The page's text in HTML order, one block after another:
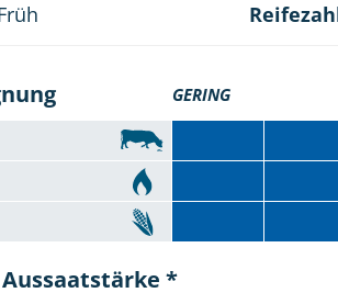
GERING
*